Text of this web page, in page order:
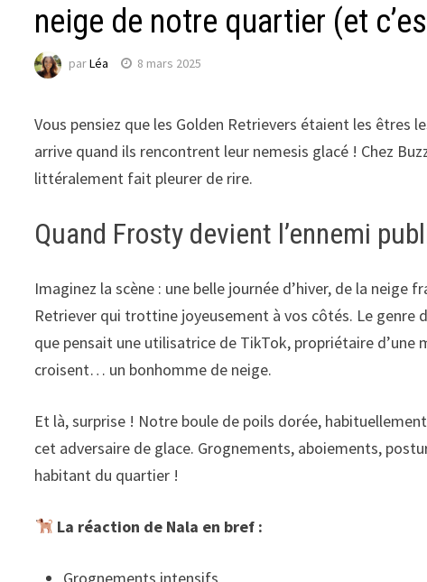
neige de notre quartier (et
parLéa 8 mars 2025
Vous pensiez que les Golden Retrievers étaient les êtres
arrive quand ils rencontrent leur nemesis glacé ! Chez
littéralement fait pleurer de rire.
Quand Frosty devient l’ennemi
Imaginez la scène : une belle journée d’hiver, de la neige
Retriever qui trottine joyeusement à vos côtés. Le genre
que pensait une utilisatrice de TikTok, propriétaire d’une
croisent… un bonhomme de neige.
Et là, surprise ! Notre boule de poils dorée,
cet adversaire de glace. Grognements, aboiements,
habitant du quartier !
La réaction de Nala en bref :
Grognements intensifs